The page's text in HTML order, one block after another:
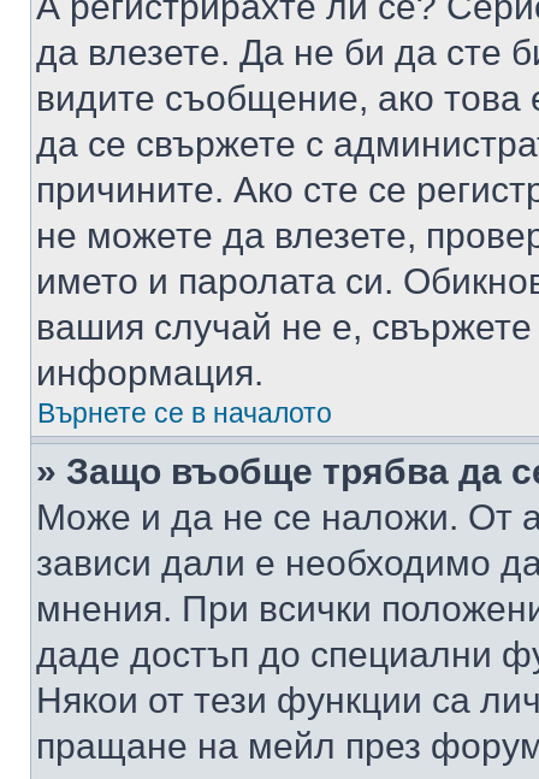
да влезете. Да не би да сте
видите съобщение, ако това
да се свържете с
причините. Ако сте се
не можете да влезете,
името и паролата си.
вашия случай не е,
информация.
Върнете се в началото
» Защо въобще трябва да
Може и да не се наложи. От
зависи дали е необходимо
мнения. При всички
даде достъп до специални
Някои от тези функции са
пращане на мейл през